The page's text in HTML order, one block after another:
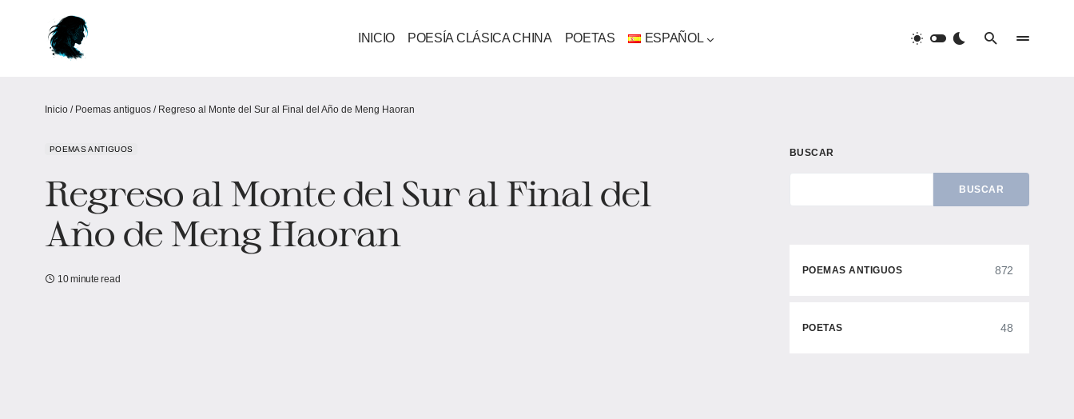
INICIO POESÍA CLÁSICA CHINA POETAS ESPAÑOL
Inicio / Poemas antiguos / Regreso al Monte del Sur al Final del Año de Meng Haoran
POEMAS ANTIGUOS
Regreso al Monte del Sur al Final del
Año de Meng Haoran
10 minute read
BUSCAR
BUSCAR
POEMAS ANTIGUOS 872
POETAS 48